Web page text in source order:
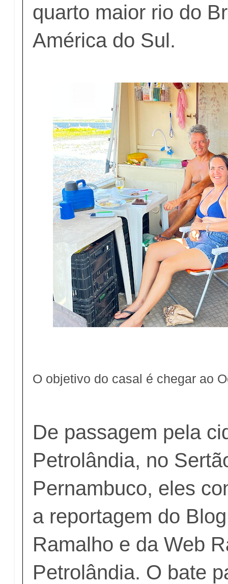
quarto maior rio do
América do Sul.
O objetivo do casal é chegar ao
De passagem pela
Petrolândia, no
Pernambuco, eles
a reportagem do
Ramalho e da Web
Petrolândia. O bate